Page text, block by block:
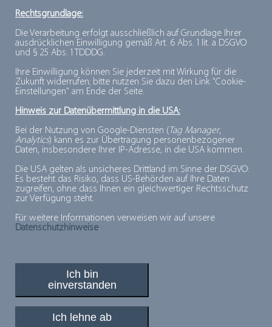
Rechtsgrundlage:
Die Verarbeitung erfolgt ausschließlich auf Grundlage Ihrer
ausdrücklichen Einwilligung gemäß Art. 6 Abs. 1 lit. a DSGVO
und § 25 Abs. 1 TDDDG.
Ihre Einwilligung können Sie jederzeit mit Wirkung für die
Zukunft widerrufen; bitte nutzen Sie dazu den Link "Cookie-
Einstellungen" am Ende der Seite.
Hinweis zur Datenübermittlung in die USA:
Bei der Nutzung von Google-Diensten (Tag Manager,
Analytics) kann es zur Übertragung personenbezogener
Daten, insbesondere Ihrer IP-Adresse, in die USA kommen.
Die USA gelten als unsicheres Drittland im Sinne der DSGVO:
Es besteht das Risiko, dass US-Behörden auf Ihre Daten
zugreifen, ohne dass Ihnen ein gleichwertiger Rechtsschutz
zur Verfügung steht.
Für weitere Informationen verweisen wir auf unsere
Datenschutzhinweise.
Ich bin
einverstanden
Ich lehne ab
Telefon: 0033-3 / 87 84 68 60
Telefax: 0033-3 / 87 84 68 61
E-Mail:jlutz@bake-line.com
Beschreibung:
Produzent feiner Tiefkühlbackwaren (Muffin,
Bagel, Donut, französische Patisserie) für Industrie
und Großhandel
Zur
PLUSPUNKTE FÜR MINUSGRADE
© 2026, Deutsches Tiefkühlinstitut e.V.